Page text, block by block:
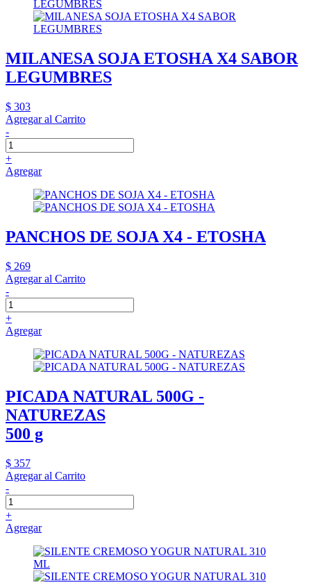
MILANESA SOJA ETOSHA X4 SABOR
LEGUMBRES
$ 303
Agregar al Carrito
-
+
Agregar
PANCHOS DE SOJA X4 - ETOSHA
$ 269
Agregar al Carrito
-
+
Agregar
PICADA NATURAL 500G -
NATUREZAS
500 g
$ 357
Agregar al Carrito
-
+
Agregar